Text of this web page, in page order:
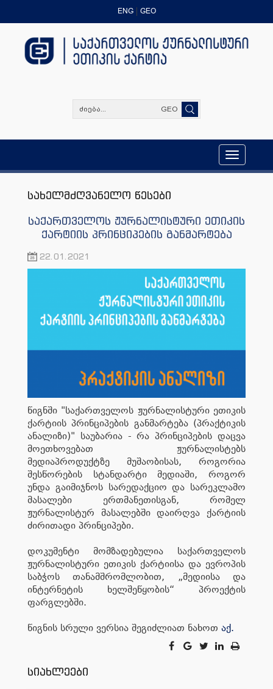
ENG GEO
GEO
Toggle
navigation
სახელმძღვანელო წესები
საქართველოს ჟურნალისტური ეთიკის
ქარტიის პრინციპების განმარტება
22.01.2021
წიგნში "საქართველოს ჟურნალისტური ეთიკის
ქარტიის პრინციპების განმარტება (პრაქტიკის
ანალიზი)" საუბარია - რა პრინციპების დაცვა
მოეთხოვებათ ჟურნალისტებს
მედიაპროდუქტზე მუშაობისას, როგორია
შესწორების სტანდარტი მედიაში, როგორ
უნდა გაიმიჯნოს სარედაქციო და სარეკლამო
მასალები ერთმანეთისგან, რომელ
ჟურნალისტურ მასალებში დაირღვა ქარტიის
ძირითადი პრინციპები.
დოკუმენტი მომზადებულია საქართველოს
ჟურნალისტური ეთიკის ქარტიისა და ევროპის
საბჭოს თანამშრომლობით, „მედიისა და
ინტერნეტის ხელშეწყობის“ პროექტის
ფარგლებში.
წიგნის სრული ვერსია შეგიძლიათ ნახოთ აქ.
სიახლეები